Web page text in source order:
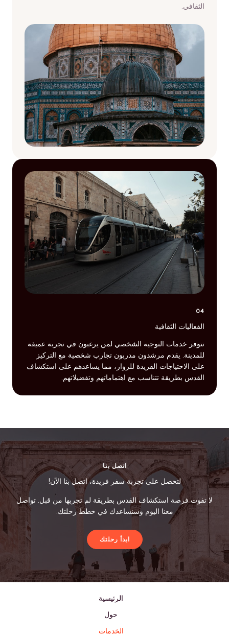
الثقافي.
04
الفعاليات الثقافية
تتوفر خدمات التوجيه الشخصي لمن يرغبون في تجربة عميقة
للمدينة. يقدم مرشدون مدربون تجارب شخصية مع التركيز
على الاحتياجات الفريدة للزوار، مما يساعدهم على استكشاف
القدس بطريقة تتناسب مع اهتماماتهم وتفضيلاتهم.
اتصل بنا
لتحصل على تجربة سفر فريدة، اتصل بنا الآن!
لا تفوت فرصة استكشاف القدس بطريقة لم تجربها من قبل. تواصل
معنا اليوم وسنساعدك في خطط رحلتك.
ابدأ رحلتك
الرئيسية
حول
الخدمات